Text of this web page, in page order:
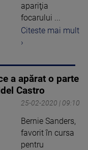
apariţia
focarului ...
Citeste mai mult
›
a apărat o parte
Castro
25-02-2020 | 09:10
Bernie Sanders,
favorit în cursa
pentru